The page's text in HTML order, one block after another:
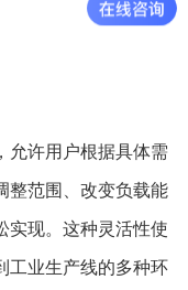
允许用户根据具体需
整范围、改变负载能
实现。这种灵活性使
工业生产线的多种环